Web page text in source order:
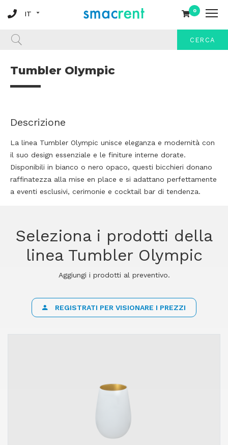
0
CERCA
Tumbler Olympic
Descrizione
La linea Tumbler Olympic unisce eleganza e modernità con
il suo design essenziale e le finiture interne dorate.
Disponibili in bianco o nero opaco, questi bicchieri donano
raffinatezza alla mise en place e si adattano perfettamente
a eventi esclusivi, cerimonie e cocktail bar di tendenza.
Seleziona i prodotti della
linea Tumbler Olympic
Aggiungi i prodotti al preventivo.
REGISTRATI PER VISIONARE I PREZZI